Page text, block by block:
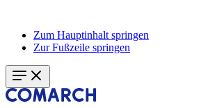
Zum Hauptinhalt springen
Zur Fußzeile springen